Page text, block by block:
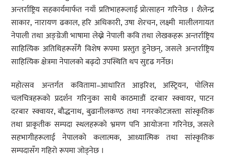
अन्तर्राष्ट्रिय सहकार्यमार्फत नयाँ प्रतिभाहरूलाई प्रोत्साहन गरिनेछ । शैलेन्द्र
साकार, नारायण ढकाल, हरि अधिकारी, उषा शेरचन, लक्ष्मी मालीलगायत
नेपाली तथा अङ्ग्रेजी भाषामा लेख्ने नेपाली कवि तथा लेखकहरू अन्तर्राष्ट्रिय
साहित्यिक अतिथिहरूसँगै विशेष रूपमा प्रस्तुत हुनेछन्, जसले अन्तर्राष्ट्रिय
साहित्यिक क्षेत्रमा नेपालको बढ्दो उपस्थिति थप सुदृढ गर्नेछ।
महोत्सव अन्तर्गत कवितामा–आधारित आइरिश, अस्ट्रियन, पोलिस
चलचित्रहरूको प्रदर्शन गरिनुका साथै काठमाडौं दरबार स्क्वायर, पाटन
दरबार स्क्वायर, बौद्धनाथ, बुढानीलकण्ठ तथा नगरकोटजस्ता सांस्कृतिक
तथा प्राकृतीक सम्पदा स्थलहरूको भ्रमण पनि आयोजना गरिनेछ, जसले
सहभागीहरूलाई नेपालको कलात्मक, आध्यात्मिक तथा सांस्कृतिक
सम्पदासँग गहिरो रूपमा जोड्नेछ ।